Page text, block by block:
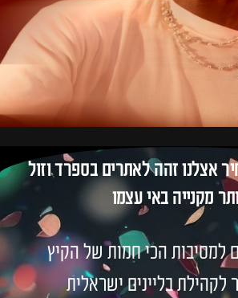
אצלנו זהה לאתרים בספרד וזול
מקנייה באי עצמו
למסיבות הכי חמות של הקיץ
לקהילת בליינים ישראלית